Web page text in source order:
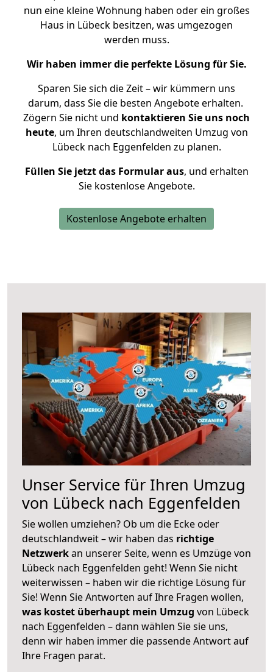
nun eine kleine Wohnung haben oder ein großes
Haus in Lübeck besitzen, was umgezogen
werden muss.
Wir haben immer die perfekte Lösung für Sie.
Sparen Sie sich die Zeit – wir kümmern uns
darum, dass Sie die besten Angebote erhalten.
Zögern Sie nicht und kontaktieren Sie uns noch
heute, um Ihren deutschlandweiten Umzug von
Lübeck nach Eggenfelden zu planen.
Füllen Sie jetzt das Formular aus, und erhalten
Sie kostenlose Angebote.
Kostenlose Angebote erhalten
Unser Service für Ihren Umzug
von Lübeck nach Eggenfelden
Sie wollen umziehen? Ob um die Ecke oder
deutschlandweit – wir haben das richtige
Netzwerkan unserer Seite, wenn es Umzüge von
Lübeck nach Eggenfelden geht! Wenn Sie nicht
weiterwissen – haben wir die richtige Lösung für
Sie! Wenn Sie Antworten auf Ihre Fragen wollen,
was kostet überhaupt mein Umzug von Lübeck
nach Eggenfelden – dann wählen Sie sie uns,
denn wir haben immer die passende Antwort auf
Ihre Fragen parat.